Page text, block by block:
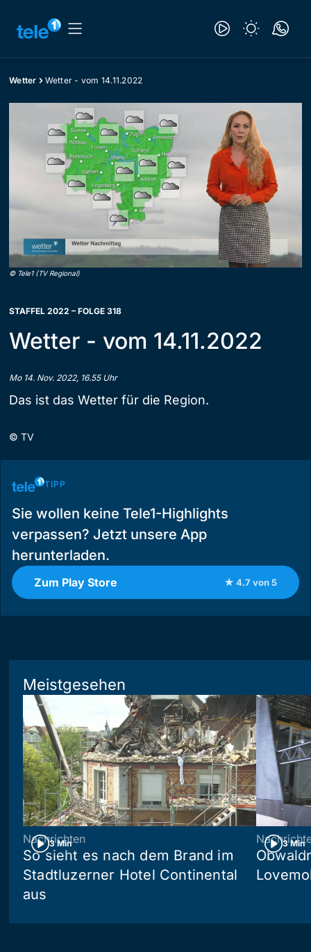
Wetter Wetter - vom 14.11.2022
© Tele1 (TV Regional)
STAFFEL 2022 – FOLGE 318
Wetter - vom 14.11.2022
Mo 14. Nov. 2022, 16.55 Uhr
Das ist das Wetter für die Region.
© TV
TIPP
Sie wollen keine Tele1-Highlights
verpassen? Jetzt unsere App
herunterladen.
Zum Play Store ★ 4.7 von 5
Meistgesehen
3 Min
Nachrichten
So sieht es nach dem Brand im
Stadtluzerner Hotel Continental
aus
3 Min